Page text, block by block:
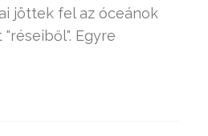
jöttek fel az óceánok
Egyre